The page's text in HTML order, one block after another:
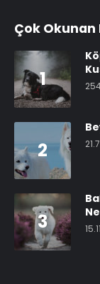
Çok Okunan
1
2
3